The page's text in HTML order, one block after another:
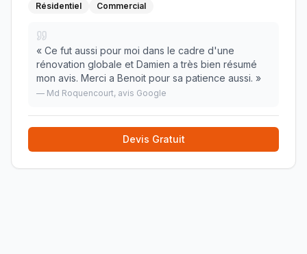
Résidentiel Commercial
« Ce fut aussi pour moi dans le cadre d'une
rénovation globale et Damien a très bien résumé
mon avis. Merci a Benoit pour sa patience aussi. »
— Md Roquencourt, avis Google
Devis Gratuit